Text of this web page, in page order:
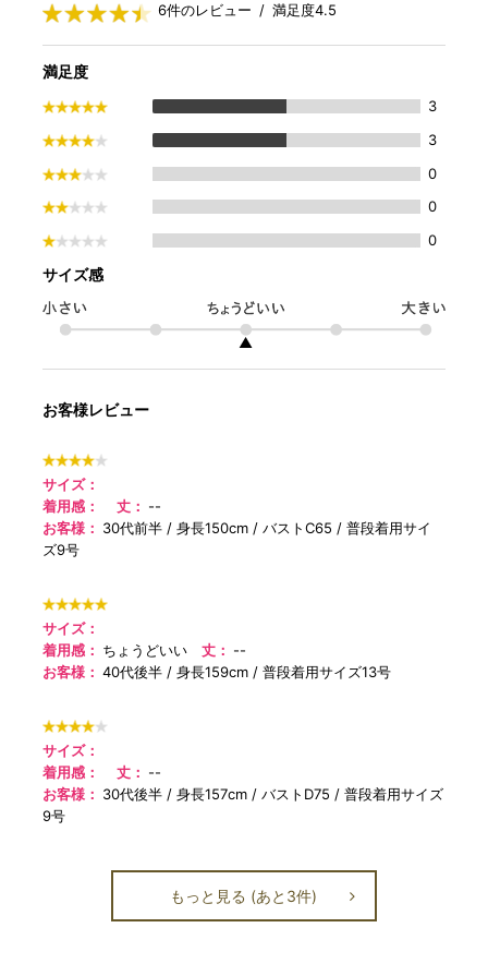
6件のレビュー / 満足度4.5
満足度
3
3
0
0
0
サイズ感
▲
お客様レビュー
サイズ：
着用感：
丈： --
お客様： 30代前半 身長150cm バストC65
普段着用サイ
ズ9号
サイズ：
着用感： ちょうどいい 丈： --
お客様：40代後半 身長159cm 普段着用サイズ13号
サイズ：
着用感：
丈： --
お客様： 30代後半 身長157cm バストD75
普段着用サイズ
9号
もっと見る (あと3件)